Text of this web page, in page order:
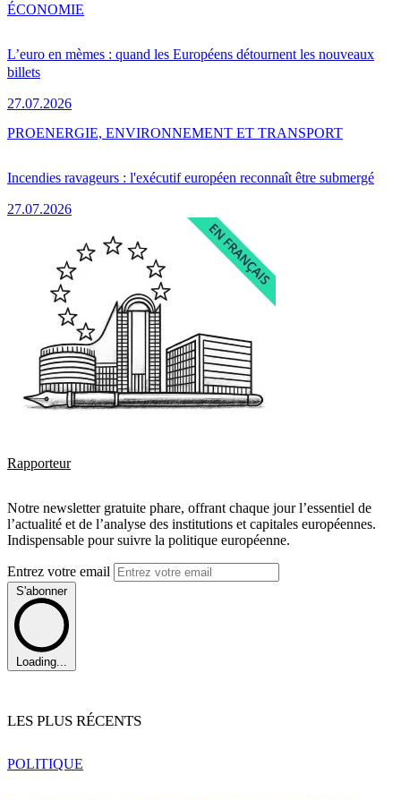
L’euro en mèmes : quand les Européens détournent les nouveaux
billets
27.07.2026
ÉCONOMIE
Incendies ravageurs : l'exécutif européen reconnaît être submergé
27.07.2026
PROENERGIE, ENVIRONNEMENT ET TRANSPORT
Rapporteur
Notre newsletter gratuite phare, offrant chaque jour l’essentiel de
l’actualité et de l’analyse des institutions et capitales européennes.
Indispensable pour suivre la politique européenne.
Entrez votre email
S'abonner
Loading...
LES PLUS RÉCENTS
POLITIQUE